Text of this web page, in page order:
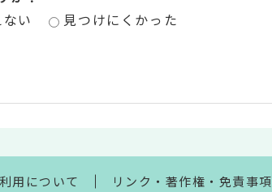
い 見つけにくかった
用について リンク・著作権・免責事項